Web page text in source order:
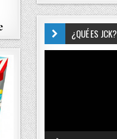
¿QUÉ ES JCK?